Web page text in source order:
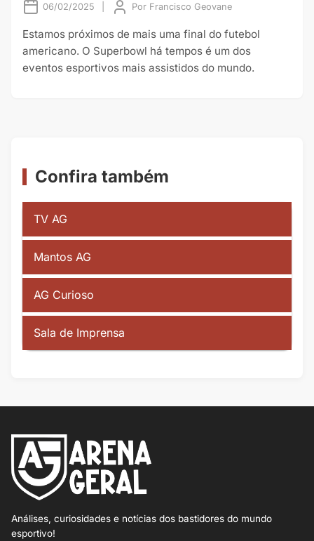
06/02/2025 Por Francisco Geovane
Estamos próximos de mais uma final do futebol
americano. O Superbowl há tempos é um dos
eventos esportivos mais assistidos do mundo.
Confira também
TV AG
Mantos AG
AG Curioso
Sala de Imprensa
Análises, curiosidades e notícias dos bastidores do mundo
esportivo!